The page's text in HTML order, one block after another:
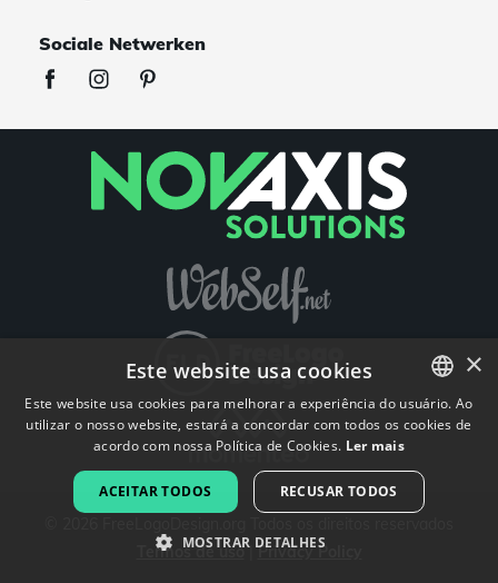
Sociale Netwerken
Termos de uso|Privacy Policy
ENGLISH
FRENCH
DUTCH
×
Este website usa cookies
Este website usa cookies para melhorar a experiência do usuário. Ao
utilizar o nosso website, estará a concordar com todos os cookies de
acordo com nossa Política de Cookies. Ler mais
ACEITAR TODOS RECUSAR TODOS
MOSTRAR DETALHES